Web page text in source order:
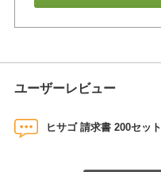
ユーザーレビュー
ヒサゴ 請求書 200セッ